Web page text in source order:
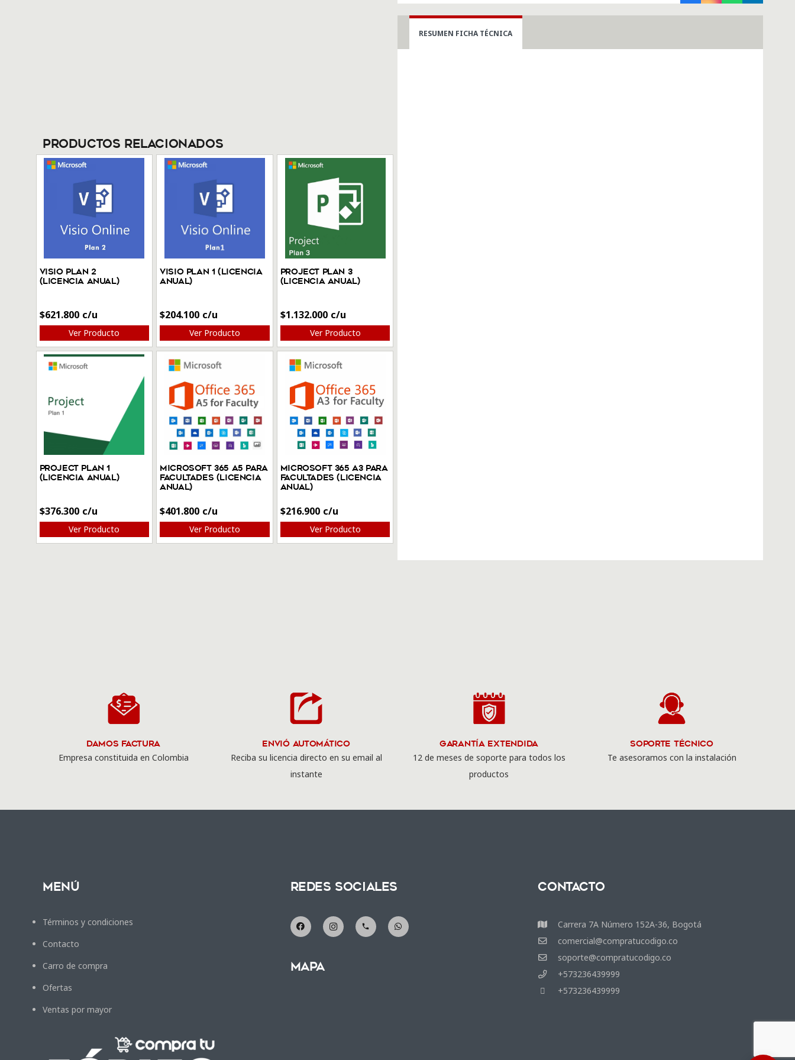
Productos Relacionados
Visio Plan 2
(Licencia anual)
$621.800
Ver Producto
Visio Plan 1 (Licencia
anual)
$204.100
Ver Producto
Project Plan 3
(Licencia anual)
$1.132.000
Ver Producto
Project Plan 1
(Licencia anual)
$376.300
Ver Producto
Microsoft 365 A5 para
facultades (Licencia
anual)
$401.800
Ver Producto
Microsoft 365 A3 para
facultades (Licencia
anual)
$216.900
Ver Producto
para
(Licencia
RESUMEN FICHA TÉCNICA
Damos Factura
Empresa constituida en Colombia
Envió Automático
Reciba su licencia directo en su email al
instante
Garantía Extendida
12 de meses de soporte para todos los
productos
Soporte Técnico
Te asesoramos con la instalación
Menú
Términos y condiciones
Contacto
Carro de compra
Ofertas
Ventas por mayor
Redes Sociales
phone
Mapa
Contacto
Carrera 7A Número 152A-36, Bogotá
comercial@compratucodigo.co
soporte@compratucodigo.co
+573236439999
+573236439999